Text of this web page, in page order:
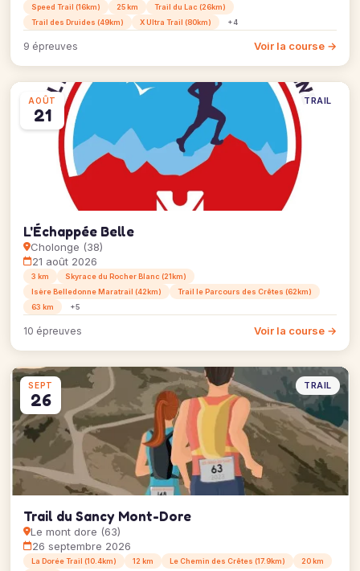
Speed Trail (16km) 25 km
Trail du Lac (26km)
Trail des Druides (49km)
X Ultra Trail (80km) +4
9 épreuves Voir la course →
AOÛT
21
TRAIL
L'Échappée Belle
Cholonge (38)
21 août 2026
3 km
Skyrace du Rocher Blanc (21km)
Isère Belledonne Maratrail (42km)
Trail le Parcours des Crêtes (62km)
63 km
+5
10 épreuves Voir la course →
SEPT
26
TRAIL
Trail du Sancy Mont-Dore
Le mont dore (63)
26 septembre 2026
La Dorée Trail (10.4km) 12 km Le Chemin des Crêtes (17.9km)
20 km